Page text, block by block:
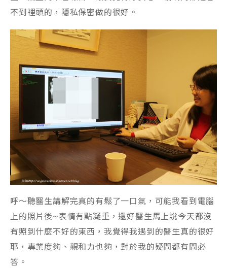
不到裡頭的，隱私保密做的很好。
呼～聽醫生講解完真的有鬆了一口氣，可能我看到電腦
上的照片後~表情有點凝重，還好醫生馬上說今天都沒
有照到什麼不好的東西，我覺得我遇到的醫生真的很好
耶，專業度夠、親和力也夠，對於我的疑問都有問必
答。